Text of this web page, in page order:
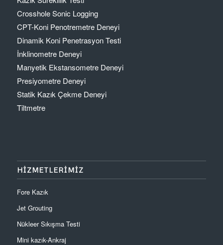
Crosshole Sonic Logging
CPT-Koni Penotremetre Deneyi
Dinamik Koni Penetrasyon Testi
İnklinometre Deneyi
Manyetik Ekstansometre Deneyi
Presiyometre Deneyi
Statik Kazık Çekme Deneyi
Tiltmetre
HİZMETLERİMİZ
Fore Kazık
Jet Grouting
Nükleer Sıkışma Testi
Mini kazık-Ankraj